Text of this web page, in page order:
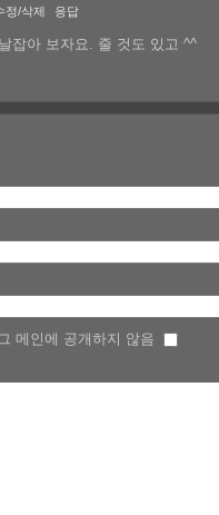
정/삭제 응답
잡아 보자요. 줄 것도 있고 ^^
메인에 공개하지 않음